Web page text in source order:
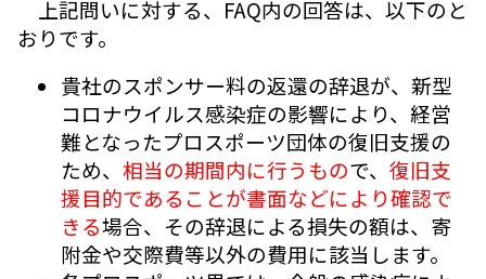
上記問いに対する、FAQ内の回答は、以下のと
おりです。
貴社のスポンサー料の返還の辞退が、新型
コロナウイルス感染症の影響により、経営
難となったプロスポーツ団体の復旧支援の
ため、 相当の期間内に行うもので、 復旧支
援目的であることが書面などにより確認で
きる場合、その辞退による損失の額は、寄
附金や交際費等以外の費用に該当します。